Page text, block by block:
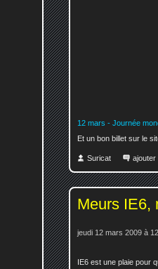
12 mars - Journée
Et un bon billet sur le
Suricat ajouter
Meurs IE6,
jeudi 12 mars 2009 à
IE6 est une plaie pour